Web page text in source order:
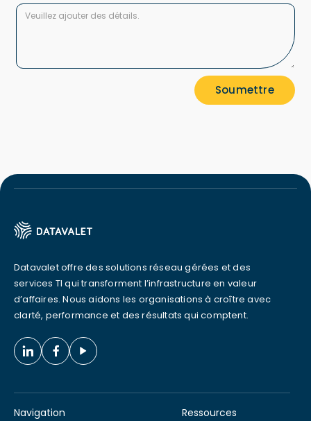
Datavalet offre des solutions réseau gérées et des
services TI qui transforment l’infrastructure en valeur
d’affaires. Nous aidons les organisations à croître avec
clarté, performance et des résultats qui comptent.
Navigation Ressources